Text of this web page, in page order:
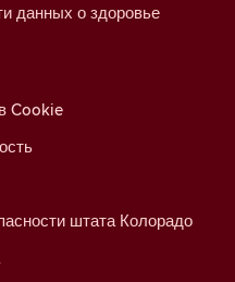
данных о здоровье
Cookie
штата Колорадо